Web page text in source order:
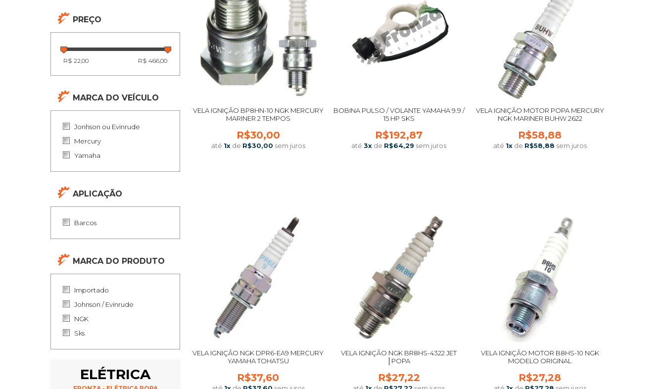
PREÇO
R$ 22,00 R$ 466,00
MARCA DO VEÍCULO
Jonhson ou Evinrude
Mercury
Yamaha
APLICAÇÃO
Barcos
MARCA DO PRODUTO
Importado
Johnson / Evinrude
NGK
Sks
ELÉTRICA
VELA IGNIÇÃO BP8HN-10 NGK MERCURY
MARINER 2 TEMPOS
R$30,00
até 1xde R$30,00 sem juros
BOBINA PULSO / VOLANTE YAMAHA 9.9 /
15 HP SKS
R$192,87
até3x de R$64,29 sem juros
VELA IGNIÇÃO MOTOR POPA MERCURY
NGK MARINER BUHW 2622
R$58,88
até 1xde R$58,88 sem juros
VELA IGNIÇÃO NGK DPR6-EA9 MERCURY
YAMAHA TOHATSU
R$37,60
VELA IGNIÇÃO NGK BR8HS-4322 JET
│POPA
R$27,22
VELA IGNIÇÃO MOTOR B8HS-10 NGK
MODELO ORIGINAL
R$27,28